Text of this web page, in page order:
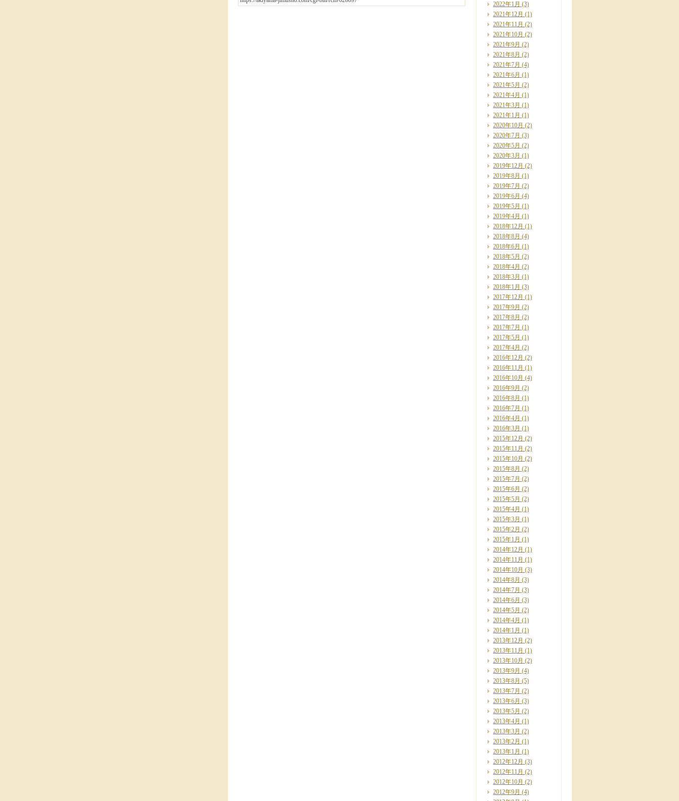
2022年1月 (3)
2021年12月 (1)
2021年11月 (2)
2021年10月 (2)
2021年9月 (2)
2021年8月 (2)
2021年7月 (4)
2021年6月 (1)
2021年5月 (2)
2021年4月 (1)
2021年3月 (1)
2021年1月 (1)
2020年10月 (2)
2020年7月 (3)
2020年5月 (2)
2020年3月 (1)
2019年12月 (2)
2019年8月 (1)
2019年7月 (2)
2019年6月 (4)
2019年5月 (1)
2019年4月 (1)
2018年12月 (1)
2018年8月 (4)
2018年6月 (1)
2018年5月 (2)
2018年4月 (2)
2018年3月 (1)
2018年1月 (3)
2017年12月 (1)
2017年9月 (2)
2017年8月 (2)
2017年7月 (1)
2017年5月 (1)
2017年4月 (2)
2016年12月 (2)
2016年11月 (1)
2016年10月 (4)
2016年9月 (2)
2016年8月 (1)
2016年7月 (1)
2016年4月 (1)
2016年3月 (1)
2015年12月 (2)
2015年11月 (2)
2015年10月 (2)
2015年8月 (2)
2015年7月 (2)
2015年6月 (2)
2015年5月 (2)
2015年4月 (1)
2015年3月 (1)
2015年2月 (2)
2015年1月 (1)
2014年12月 (1)
2014年11月 (1)
2014年10月 (3)
2014年8月 (3)
2014年7月 (3)
2014年6月 (3)
2014年5月 (2)
2014年4月 (1)
2014年1月 (1)
2013年12月 (2)
2013年11月 (1)
2013年10月 (2)
2013年9月 (4)
2013年8月 (5)
2013年7月 (2)
2013年6月 (3)
2013年5月 (2)
2013年4月 (1)
2013年3月 (2)
2013年2月 (1)
2013年1月 (1)
2012年12月 (3)
2012年11月 (2)
2012年10月 (2)
2012年9月 (4)